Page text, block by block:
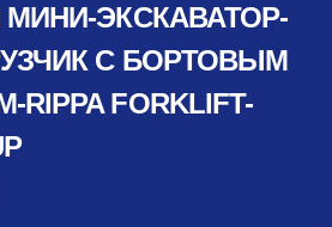
МИНИ-ЭКСКАВАТОР-
С БОРТОВЫМ
FORKLIFT-